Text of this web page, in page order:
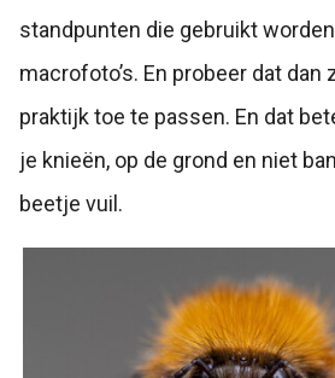
standpunten die gebruikt
macrofoto’s. En probeer dat dan
praktijk toe te passen. En dat
je knieën, op de grond en niet
beetje vuil.